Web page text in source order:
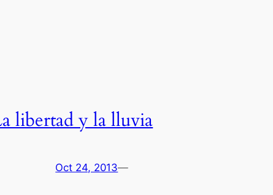
libertad y la lluvia
Oct 24, 2013—